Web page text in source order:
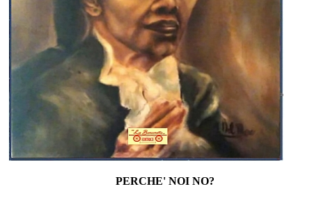
PERCHE' NOI NO?